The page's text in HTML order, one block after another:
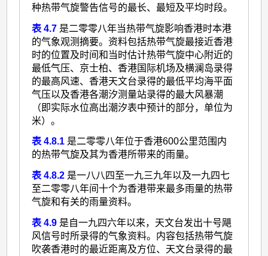
种热带气旋警告信号的最长、最短及平均时段。
表 4.7 是二零零八年当热带气旋影响香港时本港
的气象观测摘要。资料包括热带气旋最接近香港
时的位置及时间和当时估计热带气旋中心附近的
最低气压、京士柏、香港国际机场及横澜岛录得
的最高风速、香港天文台录得的最低平均海平面
气压以及香港各潮汐测量站录得的最大风暴潮
（即实际水位高出潮汐表中预计的部分，单位为
米）。
表 4.8.1 是二零零八年位于香港600公里范围内
的热带气旋及其为香港所带来的雨量。
表 4.8.2 是一八八四至一九三九年以及一九四七
至二零零八年间十个为香港带来最多雨量的热带
气旋和有关的雨量资料。
表 4.9 是自一九四六年以来，天文台发出十号飓
风信号时所录得的气象资料。内容包括热带气旋
吹袭香港时的最近距离及方位、天文台录得的最